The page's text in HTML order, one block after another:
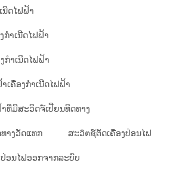
ນີດໄຟຟ້າ
ກຳເນີດໄຟຟ້າ
ກຳເນີດໄຟຟ້າ
ເຄື່ອງກຳເນີດໄຟຟ້າ
ທີ່ມີສະວິດຈ໌ເປີ່ຍນທິດທາງ
າງວັດແທກ ສະວิตຊ໌ຕັດເຄື່ອງປ່ອນໄຟ
ອນໄຟອອກຈາກລະບົບ